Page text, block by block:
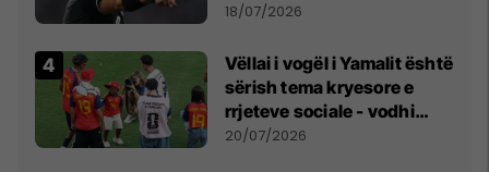
18/07/2026
Vëllai i vogël i Yamalit është
sërish tema kryesore e
rrjeteve sociale - vodhi
vëmendjen pas finales së
20/07/2026